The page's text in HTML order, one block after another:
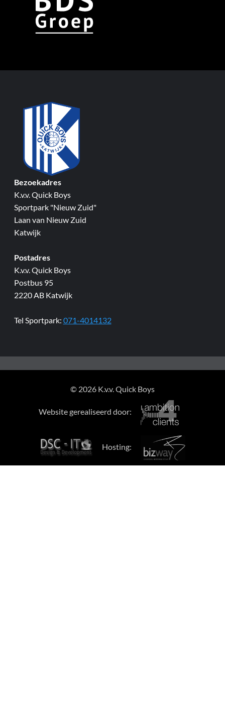
Bezoekadres
K.v.v. Quick Boys
Sportpark "Nieuw Zuid"
Laan van Nieuw Zuid
Katwijk
Postadres
K.v.v. Quick Boys
Postbus 95
2220 AB Katwijk
Tel Sportpark: 071-4014132
© 2026 K.v.v. Quick Boys
Website gerealiseerd door:
Hosting: